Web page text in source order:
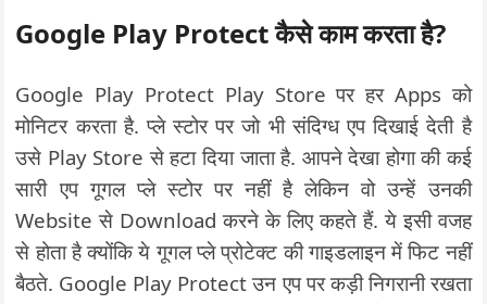
Google Play Protect कैसे काम करता है?
Google Play Protect Play Store पर हर Apps को
मोनिटर करता है. प्ले स्टोर पर जो भी संदिग्ध एप दिखाई देती है
उसे Play Store से हटा दिया जाता है. आपने देखा होगा की कई
सारी एप गूगल प्ले स्टोर पर नहीं है लेकिन वो उन्हें उनकी
Website से Download करने के लिए कहते हैं. ये इसी वजह
से होता है क्योंकि ये गूगल प्ले प्रोटेक्ट की गाइडलाइन में फिट नहीं
बैठते. Google Play Protect उन एप पर कड़ी निगरानी रखता